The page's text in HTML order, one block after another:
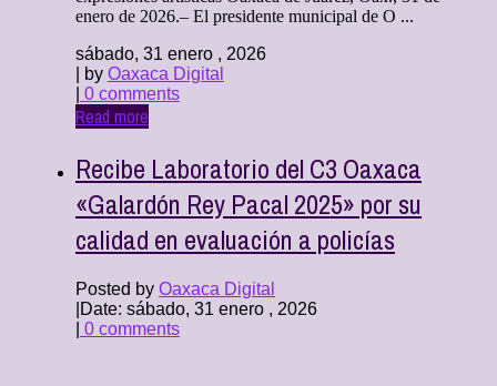
enero de 2026.– El presidente municipal de O ...
sábado, 31 enero , 2026
| by Oaxaca Digital
0 comments
Read more
Recibe Laboratorio del C3 Oaxaca
«Galardón Rey Pacal 2025» por su
calidad en evaluación a policías
Posted by Oaxaca Digital
Date: sábado, 31 enero , 2026
0 comments